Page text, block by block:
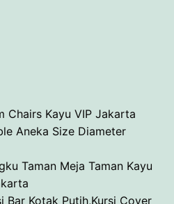
Chairs Kayu VIP Jakarta
Aneka Size Diameter
Taman Meja Taman Kayu
Bar Kotak Putih,Kursi Cover